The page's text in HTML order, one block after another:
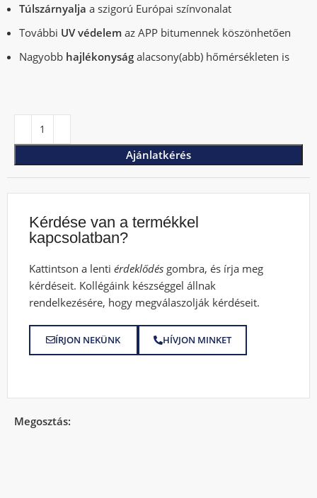
Túlszárnyalja a szigorú Európai színvonalat
További UV védelem az APP bitumennek köszönhetően
Nagyobb hajlékonyság alacsony(abb) hőmérsékleten is
Ajánlatkérés
Kérdése van a termékkel
kapcsolatban?
Kattintson a lentiérdeklődés gombra, és írja meg
kérdéseit. Kollégáink készséggel állnak
rendelkezésére, hogy megválaszolják kérdéseit.
ÍRJON NEKÜNK HÍVJON MINKET
Megosztás: